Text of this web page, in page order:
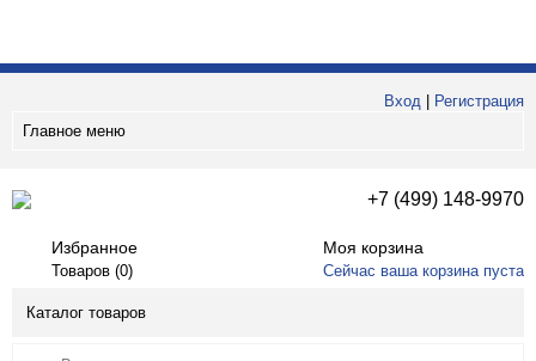
Вход
Регистрация
Главное меню
+7 (499) 148-9970
Избранное
Товаров (0)
Моя корзина
Сейчас ваша корзина пуста
Каталог товаров